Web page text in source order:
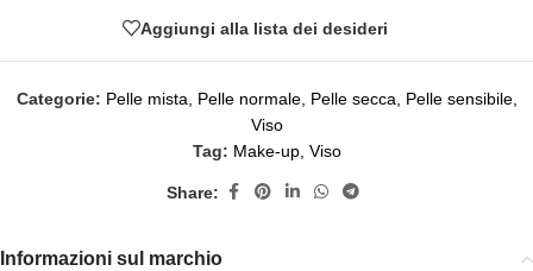
Aggiungi alla lista dei desideri
Categorie: Pelle mista Pelle normale, Pelle secca Pelle sensibile,
Viso
Tag: Make-up, Viso
Share:
Informazioni sul marchio